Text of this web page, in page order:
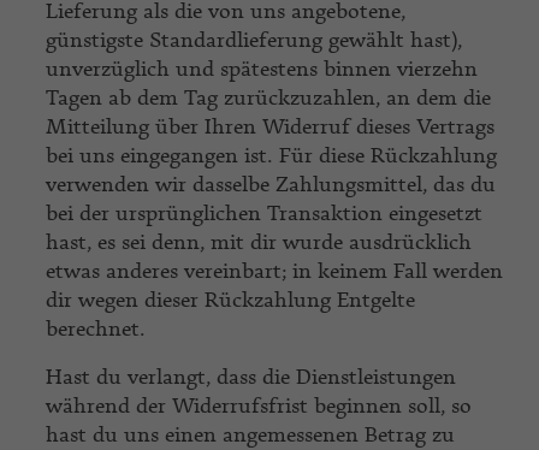
Lieferung als die von uns angebotene,
günstigste Standardlieferung gewählt hast),
unverzüglich und spätestens binnen vierzehn
Tagen ab dem Tag zurückzuzahlen, an dem die
Mitteilung über Ihren Widerruf dieses Vertrags
bei uns eingegangen ist. Für diese Rückzahlung
verwenden wir dasselbe Zahlungsmittel, das du
bei der ursprünglichen Transaktion eingesetzt
hast, es sei denn, mit dir wurde ausdrücklich
etwas anderes vereinbart; in keinem Fall werden
dir wegen dieser Rückzahlung Entgelte
berechnet.
Hast du verlangt, dass die Dienstleistungen
während der Widerrufsfrist beginnen soll, so
hast du uns einen angemessenen Betrag zu